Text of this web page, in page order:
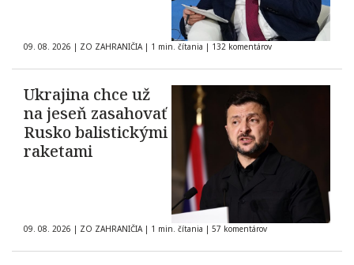
09. 08. 2026 | ZO ZAHRANIČIA | 1 min. čítania | 132 komentárov
Ukrajina chce už
na jeseň zasahovať
Rusko balistickými
raketami
09. 08. 2026 | ZO ZAHRANIČIA | 1 min. čítania | 57 komentárov